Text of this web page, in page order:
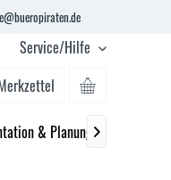
Service/Hilfe
& Planung 